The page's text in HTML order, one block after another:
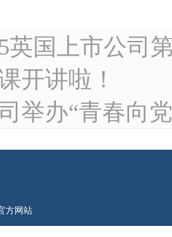
英国上市公司
开讲啦！
举办“青春向
方网站